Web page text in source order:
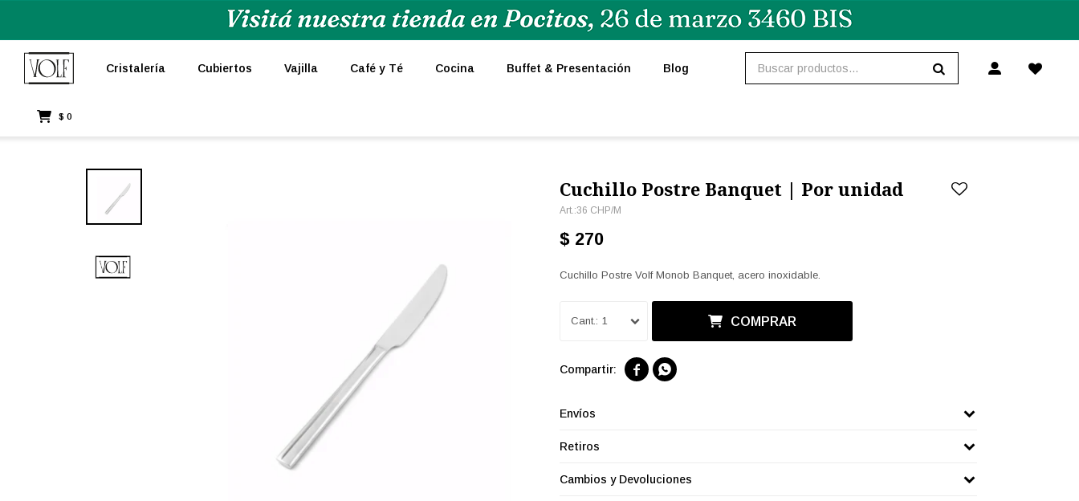
Cristalería Cubiertos Vajilla Café y Té Cocina Buffet & Presentación Blog
$ 0
Cuchillo Postre Banquet | Por unidad
36 CHP/M
$ 270
Cuchillo Postre Volf Monob Banquet, acero inoxidable.
1 COMPRAR
 
Envíos
Retiros
Cambios y Devoluciones